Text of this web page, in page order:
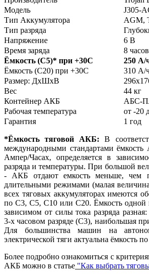
Модель
J305-
Тип Аккумулятора
AGM,
Тип разряда
Напряжение
6 В
Время заряда
8 часов
Ёмкость (С5)* при +30С
250 А/
Ёмкость (С20) при +30С
310 А/
Размер: ДхШхВ
Вес
44 кг
Контейнер АКБ
АБС-
Рабочая температура
от -20
Гарантия
1 год
*Ёмкость тяговой АКБ:В
международными стандартами ёмкость
Ампер/Часах, определяется в
разряда и температуры. При большой
- АКБ отдают емкость меньше, чем
длительными режимами (малая
всех тяговых аккумуляторах имеются
по С3, С5, С10 или С20. Ёмкость одной
зависимом от силы тока разряда
3-х часовом разряде (С3), наибольшая
Для большинства машин на
электрической тяги актуальна ёмкость
Более подробно ознакомиться с
АКБ можно в статье "Как выбрать